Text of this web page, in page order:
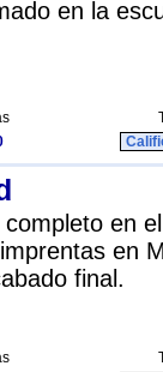
en la
en
en
final.